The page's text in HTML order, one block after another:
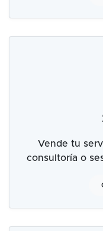
Vende tu
consultoría o